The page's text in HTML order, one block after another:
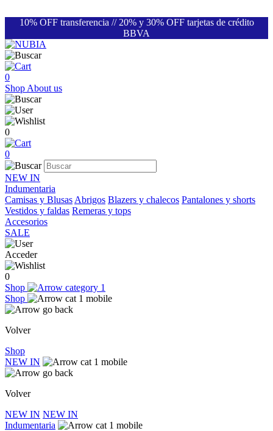
10% OFF transferencia // 20% y 30% OFF tarjetas de crédito
BBVA
0
Shop About us
0
0
NEW IN
Indumentaria
Camisas y Blusas Abrigos Blazers y chalecos Pantalones y shorts
Vestidos y faldas Remeras y tops
Accesorios
SALE
Acceder
0
Shop
Shop
Volver
Shop
NEW IN
Volver
NEW IN NEW IN
Indumentaria